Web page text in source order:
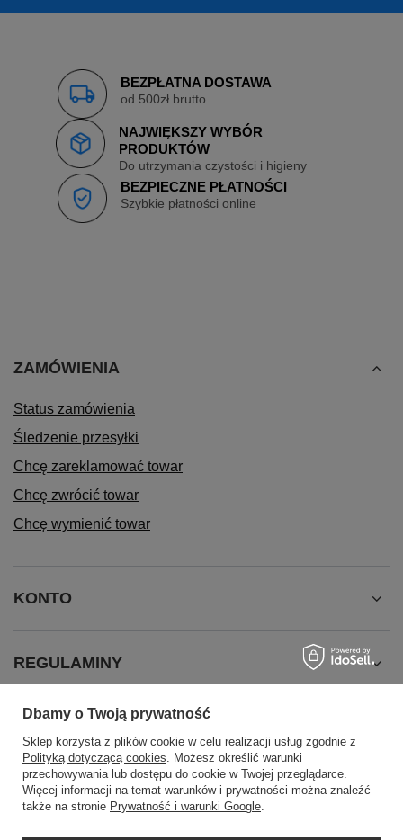
BEZPŁATNA DOSTAWA
od 500zł brutto
NAJWIĘKSZY WYBÓR
PRODUKTÓW
Do utrzymania czystości i higieny
BEZPIECZNE PŁATNOŚCI
Szybkie płatności online
ZAMÓWIENIA
Status zamówienia
Śledzenie przesyłki
Chcę zareklamować towar
Chcę zwrócić towar
Chcę wymienić towar
KONTO
REGULAMINY
Dbamy o Twoją prywatność
Sklep korzysta z plików cookie w celu realizacji usług zgodnie z
Polityką dotyczącą cookies. Możesz określić warunki
przechowywania lub dostępu do cookie w Twojej przeglądarce.
Więcej informacji na temat warunków i prywatności można znaleźć
także na stronie Prywatność i warunki Google.